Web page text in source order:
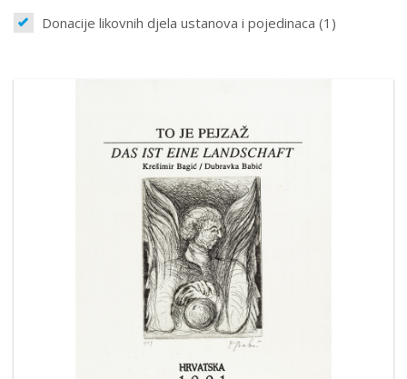
Donacije likovnih djela ustanova i pojedinaca (1)